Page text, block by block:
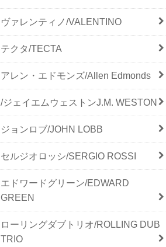
ヴァレンティノ/VALENTINO
テクタ/TECTA
アレン・エドモンズ/Allen Edmonds
/ジェイエムウェストンJ.M. WESTON
ジョンロブ/JOHN LOBB
セルジオロッシ/SERGIO ROSSI
エドワードグリーン/EDWARD
GREEN
ローリングダブトリオ/ROLLING DUB
TRIO